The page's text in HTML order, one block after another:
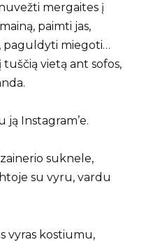
mergaites į
paimti jas,
paguldyti miegoti…
vietą ant sofos,
ją Instagram’e.
suknele,
su vyru, vardu
vyras kostiumu,